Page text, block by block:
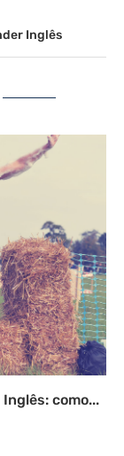
Inglês
Inglês: como...